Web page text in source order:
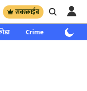
सबस्क्राईब
Crime साप्ताहिक